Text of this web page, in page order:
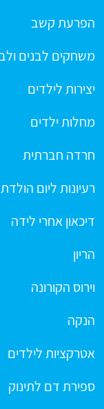
הפרעת קשב
משחקים לבנים
יצירות לילדים
מחלות ילדים
חרדה חברתית
רעיונות ליום הולדת
דיכאון אחרי לידה
הריון
וירוס הקורונה
הנקה
אטרקציות לילדים
ספירת דם לתינוק